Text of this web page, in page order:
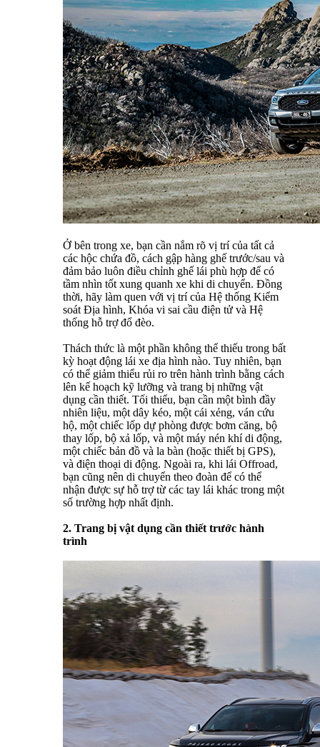
Ở bên trong xe, bạn cần nắm rõ vị trí của tất cả
các hộc chứa đồ, cách gập hàng ghế trước/sau và
đảm bảo luôn điều chỉnh ghế lái phù hợp để có
tầm nhìn tốt xung quanh xe khi di chuyển. Đồng
thời, hãy làm quen với vị trí của Hệ thống Kiểm
soát Địa hình, Khóa vi sai cầu điện tử và Hệ
thống hỗ trợ đổ đèo.
Thách thức là một phần không thể thiếu trong bất
kỳ hoạt động lái xe địa hình nào. Tuy nhiên, bạn
có thể giảm thiểu rủi ro trên hành trình bằng cách
lên kế hoạch kỹ lưỡng và trang bị những vật
dụng cần thiết. Tối thiểu, bạn cần một bình đầy
nhiên liệu, một dây kéo, một cái xẻng, ván cứu
hộ, một chiếc lốp dự phòng được bơm căng, bộ
thay lốp, bộ xả lốp, và một máy nén khí di động,
một chiếc bản đồ và la bàn (hoặc thiết bị GPS),
và điện thoại di động. Ngoài ra, khi lái Offroad,
bạn cũng nên di chuyển theo đoàn để có thể
nhận được sự hỗ trợ từ các tay lái khác trong một
số trường hợp nhất định.
2. Trang bị vật dụng cần thiết trước hành
trình